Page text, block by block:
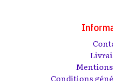
Conditions